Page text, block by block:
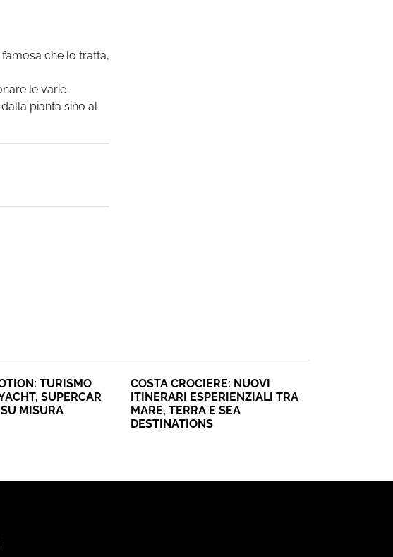
famosa che lo tratta,
le varie
pianta sino al
TURISMO
SUPERCAR
MISURA
COSTA CROCIERE: NUOVI
ITINERARI ESPERIENZIALI TRA
MARE, TERRA E SEA
DESTINATIONS